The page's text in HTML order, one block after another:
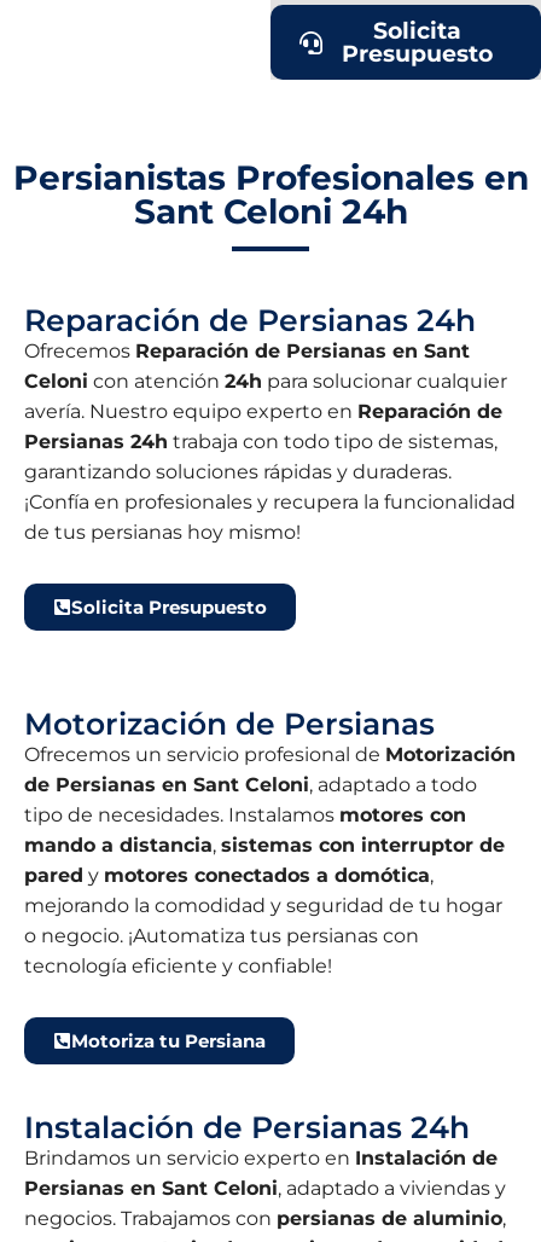
Solicita
Presupuesto
Persianistas Profesionales en
Sant Celoni 24h
Reparación de Persianas 24h
Ofrecemos Reparación de Persianas en Sant
Celoni con atención 24h para solucionar cualquier
avería. Nuestro equipo experto en Reparación de
Persianas 24h trabaja con todo tipo de sistemas,
garantizando soluciones rápidas y duraderas.
¡Confía en profesionales y recupera la funcionalidad
de tus persianas hoy mismo!
Solicita Presupuesto
Motorización de Persianas
Ofrecemos un servicio profesional de Motorización
de Persianas en Sant Celoni, adaptado a todo
tipo de necesidades. Instalamos motores con
mando a distancia, sistemas con interruptor de
pared y motores conectados a domótica,
mejorando la comodidad y seguridad de tu hogar
o negocio. ¡Automatiza tus persianas con
tecnología eficiente y confiable!
Motoriza tu Persiana
Instalación de Persianas 24h
Brindamos un servicio experto en Instalación de
Persianas en Sant Celoni, adaptado a viviendas y
negocios. Trabajamos con persianas de aluminio,